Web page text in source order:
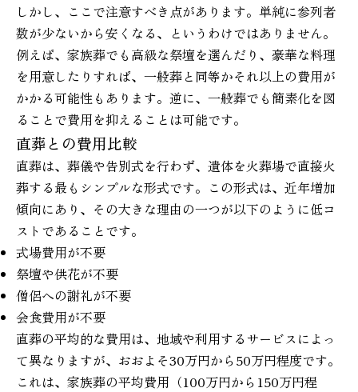
しかし、ここで注意すべき点があります。単純に参列者
数が少ないから安くなる、というわけではありません。
例えば、家族葬でも高級な祭壇を選んだり、豪華な料理
を用意したりすれば、一般葬と同等かそれ以上の費用が
かかる可能性もあります。逆に、一般葬でも簡素化を図
ることで費用を抑えることは可能です。
直葬との費用比較
直葬は、葬儀や告別式を行わず、遺体を火葬場で直接火
葬する最もシンプルな形式です。この形式は、近年増加
傾向にあり、その大きな理由の一つが以下のように低コ
ストであることです。
式場費用が不要
祭壇や供花が不要
僧侶への謝礼が不要
会食費用が不要
直葬の平均的な費用は、地域や利用するサービスによっ
て異なりますが、おおよそ30万円から50万円程度です。
これは、家族葬の平均費用（100万円から150万円程